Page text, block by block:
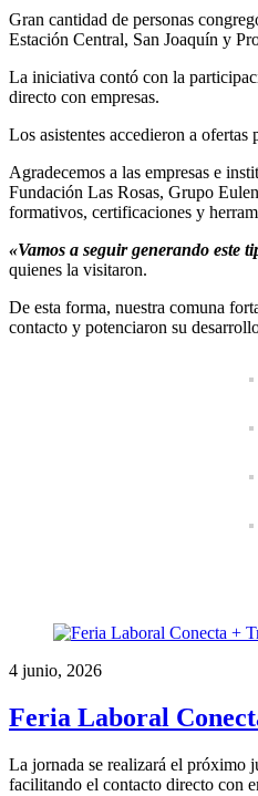
Gran cantidad de personas
Estación Central, San Joaquín y
La iniciativa contó con la
directo con empresas.
Los asistentes accedieron a
Agradecemos a las empresas e
Fundación Las Rosas, Grupo
formativos, certificaciones y
«Vamos a seguir generando este
quienes la visitaron.
De esta forma, nuestra comuna
contacto y potenciaron su
4 junio, 2026
Feria Laboral
La jornada se realizará el próximo
facilitando el contacto directo con